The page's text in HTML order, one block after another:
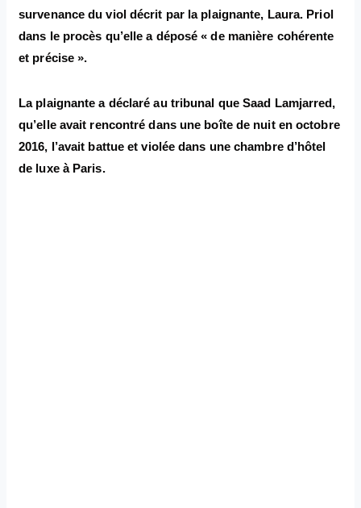
survenance du viol décrit par la plaignante, Laura. Priol
dans le procès qu’elle a déposé « de manière cohérente
et précise ».
La plaignante a déclaré au tribunal que Saad Lamjarred,
qu’elle avait rencontré dans une boîte de nuit en octobre
2016, l’avait battue et violée dans une chambre d’hôtel
de luxe à Paris.